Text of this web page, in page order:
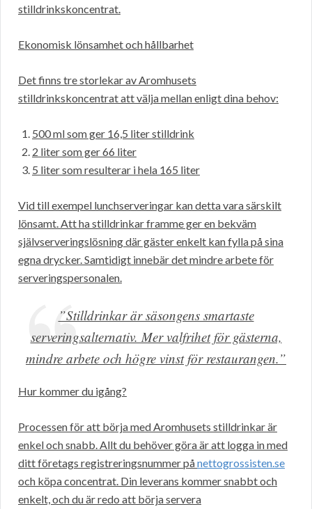
stilldrinkskoncentrat.
Ekonomisk lönsamhet och hållbarhet
Det finns tre storlekar av Aromhusets
stilldrinkskoncentrat att välja mellan enligt dina behov:
500 ml som ger 16,5 liter stilldrink
2 liter som ger 66 liter
5 liter som resulterar i hela 165 liter
Vid till exempel lunchserveringar kan detta vara särskilt
lönsamt. Att ha stilldrinkar framme ger en bekväm
självserveringslösning där gäster enkelt kan fylla på sina
egna drycker. Samtidigt innebär det mindre arbete för
serveringspersonalen.
”Stilldrinkar är säsongens smartaste
serveringsalternativ. Mer valfrihet för gästerna,
mindre arbete och högre vinst för restaurangen.”
Hur kommer du igång?
Processen för att börja med Aromhusets stilldrinkar är
enkel och snabb. Allt du behöver göra är att logga in med
ditt företags registreringsnummer pånettogrossisten.se
och köpa concentrat. Din leverans kommer snabbt och
enkelt, och du är redo att börja servera